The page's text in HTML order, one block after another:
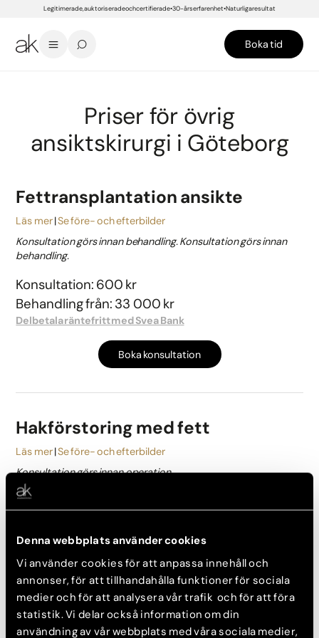
Denna webbplats använder cookies
Vi använder cookies för att anpassa innehåll och
annonser, för att tillhandahålla funktioner för sociala
medier och för att analysera vår trafik och för att föra
statistik. Vi delar också information om din
användning av vår webbplats med våra sociala medier,
Legitimerade, auktoriserade och certifierade 30-års erfarenhet Naturliga resultat
Boka tid
Priser för övrig
ansiktskirurgi i Göteborg
Fettransplantation ansikte
Läs mer Se före- och efterbilder
Konsultation görs innan behandling. Konsultation görs innan
behandling.
Konsultation: 600 kr
Behandling från: 33 000 kr
Delbetala räntefritt med Svea Bank
Boka konsultation
Hakförstoring med fett
Läs mer Se före- och efterbilder
Konsultation görs innan operation.
Konsultation: 600 kr
Delbetala räntefritt med Svea Bank
Boka konsultation